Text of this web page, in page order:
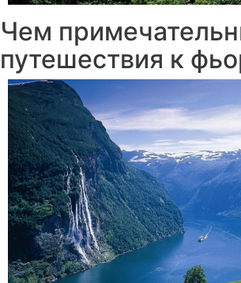
Чем
путешествия к